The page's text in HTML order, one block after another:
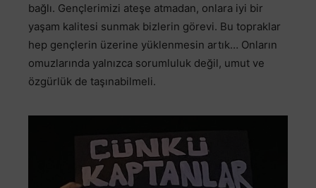
bağlı. Gençlerimizi ateşe atmadan, onlara iyi bir
yaşam kalitesi sunmak bizlerin görevi. Bu topraklar
hep gençlerin üzerine yüklenmesin artık… Onların
omuzlarında yalnızca sorumluluk değil, umut ve
özgürlük de taşınabilmeli.